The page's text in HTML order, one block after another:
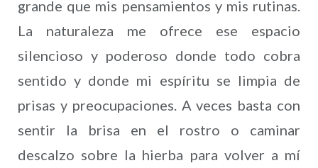
grande que mis pensamientos y mis rutinas.
La naturaleza me ofrece ese espacio
silencioso y poderoso donde todo cobra
sentido y donde mi espíritu se limpia de
prisas y preocupaciones. A veces basta con
sentir la brisa en el rostro o caminar
descalzo sobre la hierba para volver a mí